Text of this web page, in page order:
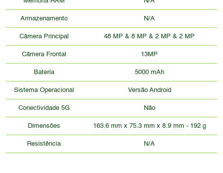
Armazenamento N/A
Câmera Principal 48 MP & 8 MP & 2 MP & 2 MP
Câmera Frontal 13MP
Bateria 5000 mAh
Sistema Operacional Versão Android
Conectividade 5G Não
Dimensões 163.6 mm x 75.3 mm x 8.9 mm - 192 g
Resistência N/A